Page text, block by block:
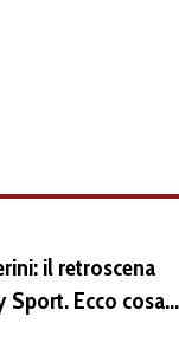
il retroscena
Sport. Ecco cosa
la proprietà